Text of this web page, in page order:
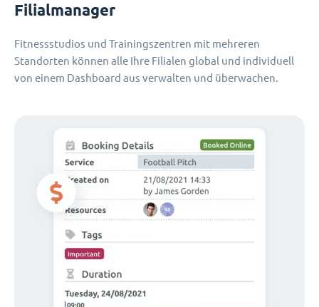
Filialmanager
Fitnessstudios und Trainingszentren mit mehreren
Standorten können alle Ihre Filialen global und individuell
von einem Dashboard aus verwalten und überwachen.